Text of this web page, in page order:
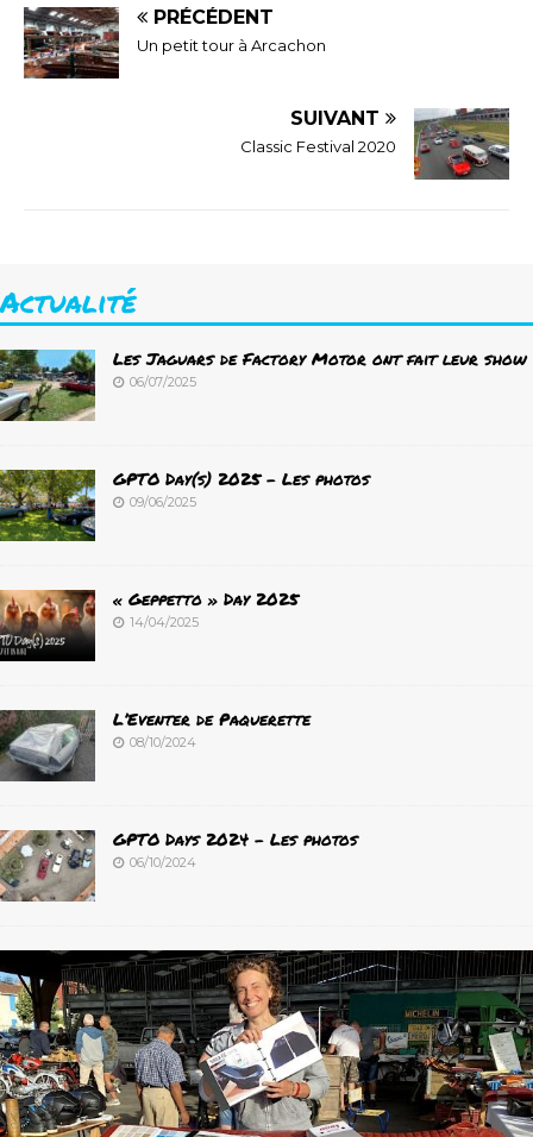
PRÉCÉDENT
Un petit tour à Arcachon
SUIVANT
Classic Festival 2020
Actualité
Les Jaguars de Factory Motor ont fait leur show
06/07/2025
GPTO Day(s) 2025 – Les photos
09/06/2025
« Geppetto » Day 2025
14/04/2025
L’Eventer de Paquerette
08/10/2024
GPTO Days 2024 – Les photos
06/10/2024